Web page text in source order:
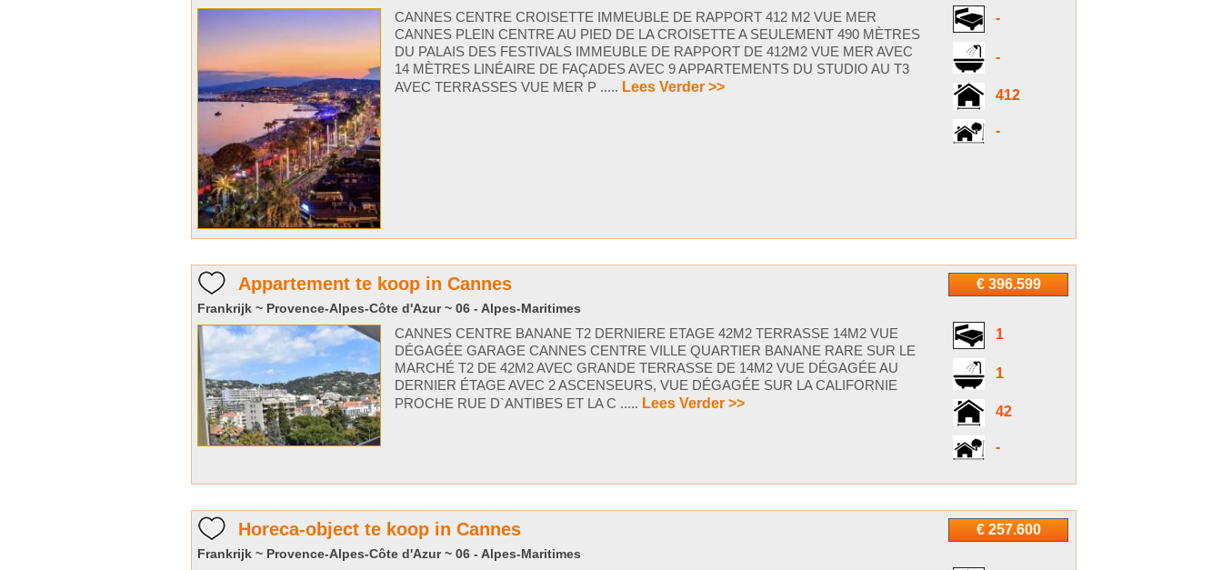
-
-
412
-
CANNES CENTRE CROISETTE IMMEUBLE DE RAPPORT 412 M2 VUE MER
CANNES PLEIN CENTRE AU PIED DE LA CROISETTE A SEULEMENT 490 MÈTRES
DU PALAIS DES FESTIVALS IMMEUBLE DE RAPPORT DE 412M2 VUE MER AVEC
14 MÈTRES LINÉAIRE DE FAÇADES AVEC 9 APPARTEMENTS DU STUDIO AU T3
AVEC TERRASSES VUE MER P ..... Lees Verder >>
€ 396.599
Appartement te koop in Cannes
Frankrijk ~ Provence-Alpes-Côte d'Azur ~ 06 - Alpes-Maritimes
1
1
42
-
CANNES CENTRE BANANE T2 DERNIERE ETAGE 42M2 TERRASSE 14M2 VUE
DÉGAGÉE GARAGE CANNES CENTRE VILLE QUARTIER BANANE RARE SUR LE
MARCHÉ T2 DE 42M2 AVEC GRANDE TERRASSE DE 14M2 VUE DÉGAGÉE AU
DERNIER ÉTAGE AVEC 2 ASCENSEURS, VUE DÉGAGÉE SUR LA CALIFORNIE
PROCHE RUE D`ANTIBES ET LA C ..... Lees Verder >>
€ 257.600
Horeca-object te koop in Cannes
Frankrijk ~ Provence-Alpes-Côte d'Azur ~ 06 - Alpes-Maritimes